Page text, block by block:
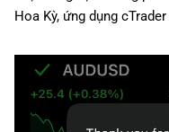
Hoa Kỳ, ứng dụng